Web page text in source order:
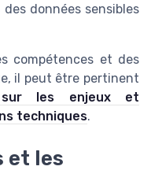
données sensibles
compétences et des
il peut être pertinent
les enjeux et
techniques.
et les